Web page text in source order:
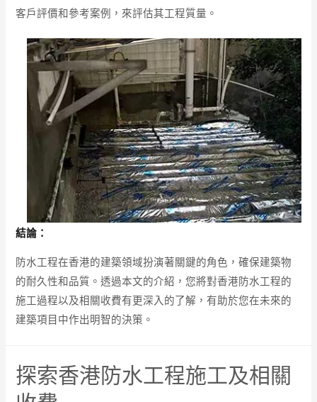
客戶評價和參考案例，來評估其工程質量。
結論：
防水工程在香港的建築領域扮演著關鍵的角色，確保建築物
的耐久性和品質。透過本文的介紹，您將對香港防水工程的
施工過程以及相關收費有更深入的了解，有助於您在未來的
建築項目中作出明智的決策。
探索香港防水工程施工及相關